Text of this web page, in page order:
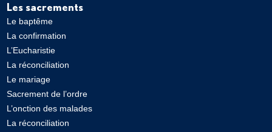
Les sacrements
Le baptême
La confirmation
L’Eucharistie
La réconciliation
Le mariage
Sacrement de l’ordre
L’onction des malades
La réconciliation